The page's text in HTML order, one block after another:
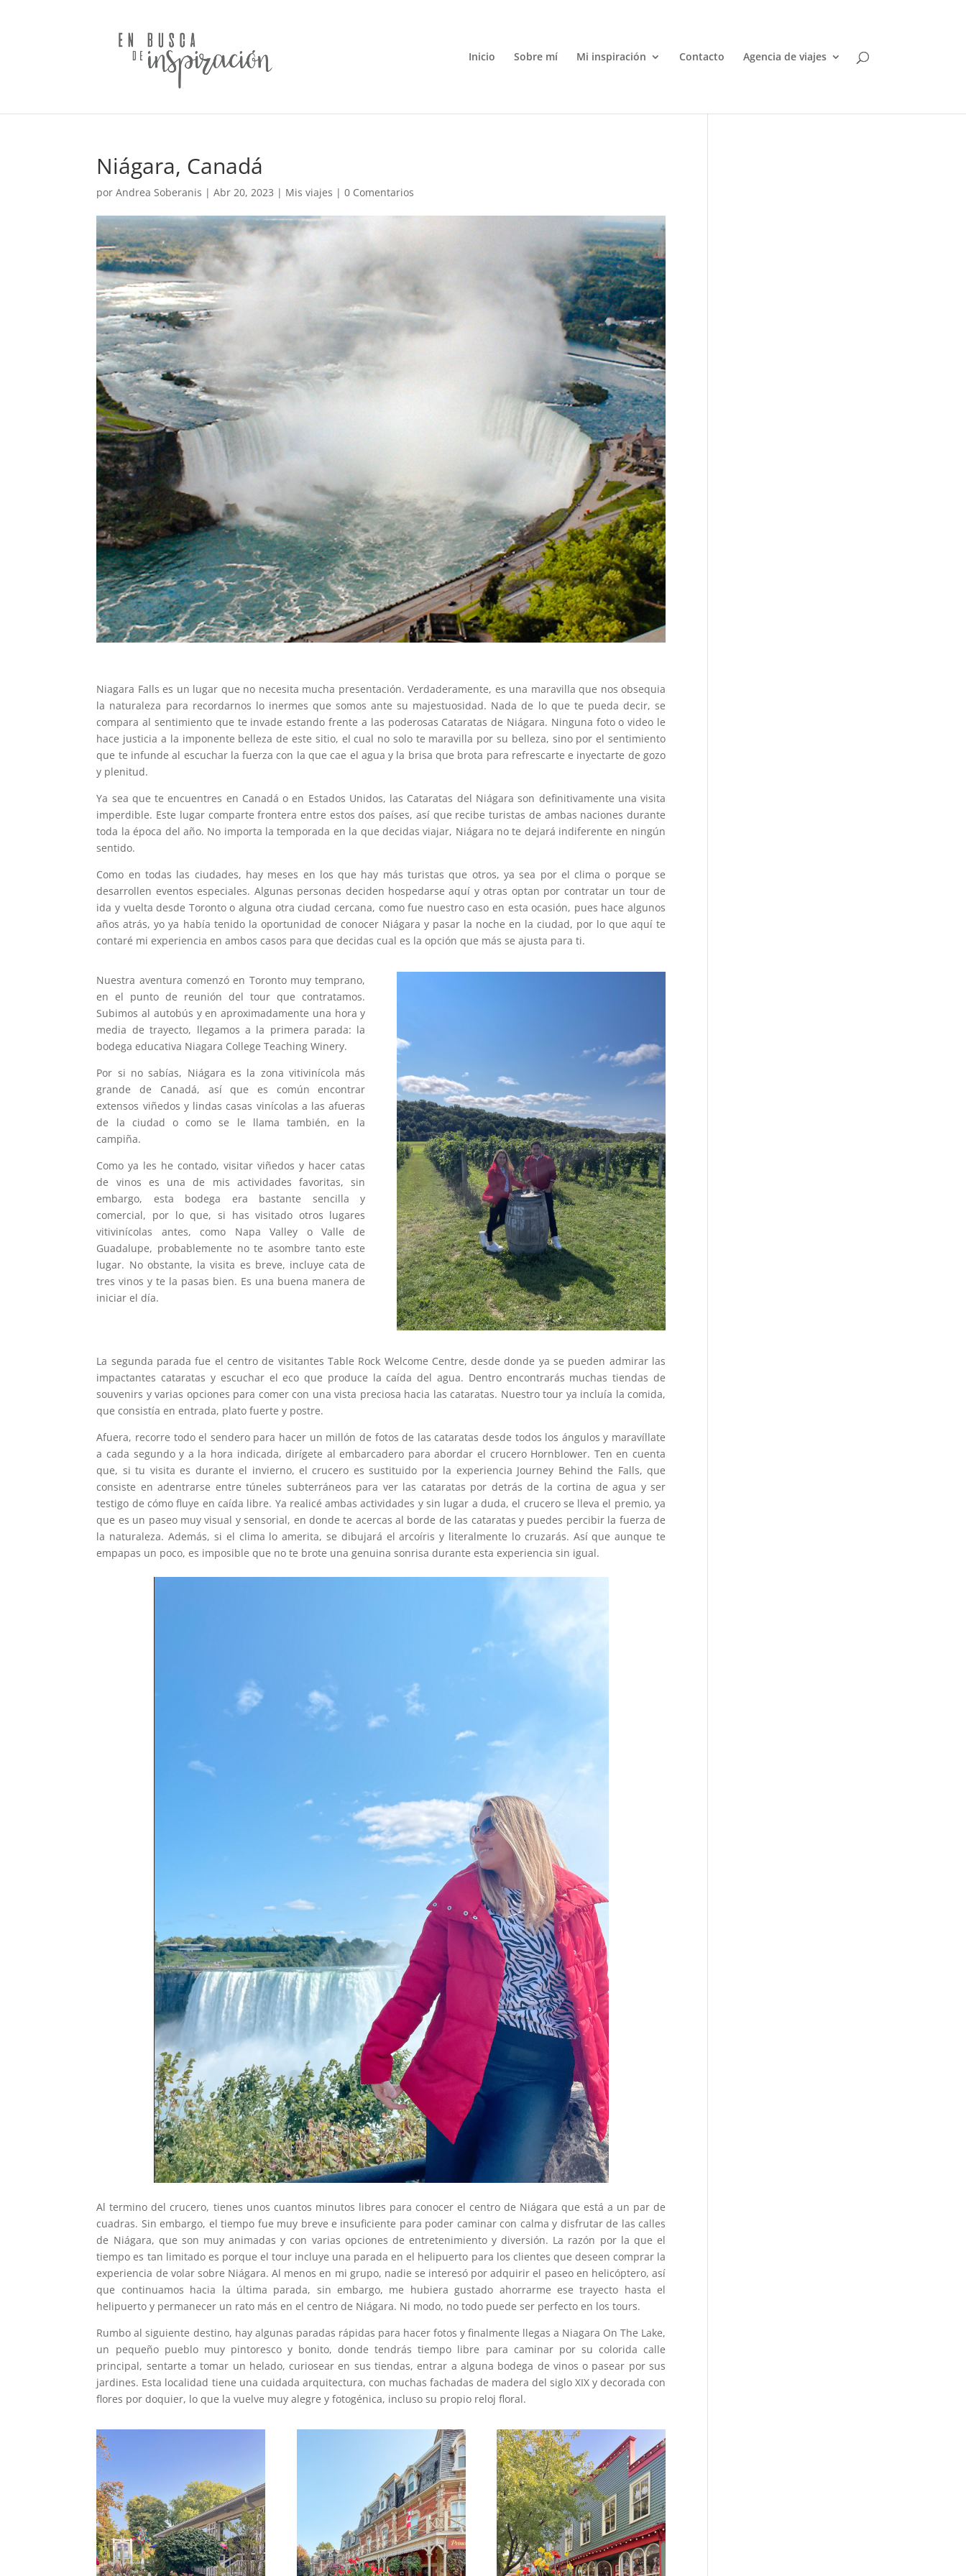
Inicio Sobre mí Mi inspiración Contacto Agencia de viajes
Niágara, Canadá
porAndrea Soberanis |Abr 20, 2023 | Mis viajes |0 Comentarios
Niagara Falls es un lugar que no necesita mucha presentación. Verdaderamente, es una maravilla que nos obsequia
la naturaleza para recordarnos lo inermes que somos ante su majestuosidad. Nada de lo que te pueda decir, se
compara al sentimiento que te invade estando frente a las poderosas Cataratas de Niágara. Ninguna foto o video le
hace justicia a la imponente belleza de este sitio, el cual no solo te maravilla por su belleza, sino por el sentimiento
que te infunde al escuchar la fuerza con la que cae el agua y la brisa que brota para refrescarte e inyectarte de gozo
y plenitud.
Ya sea que te encuentres en Canadá o en Estados Unidos, las Cataratas del Niágara son definitivamente una visita
imperdible. Este lugar comparte frontera entre estos dos países, así que recibe turistas de ambas naciones durante
toda la época del año. No importa la temporada en la que decidas viajar, Niágara no te dejará indiferente en ningún
sentido.
Como en todas las ciudades, hay meses en los que hay más turistas que otros, ya sea por el clima o porque se
desarrollen eventos especiales. Algunas personas deciden hospedarse aquí y otras optan por contratar un tour de
ida y vuelta desde Toronto o alguna otra ciudad cercana, como fue nuestro caso en esta ocasión, pues hace algunos
años atrás, yo ya había tenido la oportunidad de conocer Niágara y pasar la noche en la ciudad, por lo que aquí te
contaré mi experiencia en ambos casos para que decidas cual es la opción que más se ajusta para ti.
Nuestra aventura comenzó en Toronto muy temprano,
en el punto de reunión del tour que contratamos.
Subimos al autobús y en aproximadamente una hora y
media de trayecto, llegamos a la primera parada: la
bodega educativa Niagara College Teaching Winery.
Por si no sabías, Niágara es la zona vitivinícola más
grande de Canadá, así que es común encontrar
extensos viñedos y lindas casas vinícolas a las afueras
de la ciudad o como se le llama también, en la
campiña.
Como ya les he contado, visitar viñedos y hacer catas
de vinos es una de mis actividades favoritas, sin
embargo, esta bodega era bastante sencilla y
comercial, por lo que, si has visitado otros lugares
vitivinícolas antes, como Napa Valley o Valle de
Guadalupe, probablemente no te asombre tanto este
lugar. No obstante, la visita es breve, incluye cata de
tres vinos y te la pasas bien. Es una buena manera de
iniciar el día.
La segunda parada fue el centro de visitantes Table Rock Welcome Centre, desde donde ya se pueden admirar las
impactantes cataratas y escuchar el eco que produce la caída del agua. Dentro encontrarás muchas tiendas de
souvenirs y varias opciones para comer con una vista preciosa hacia las cataratas. Nuestro tour ya incluía la comida,
que consistía en entrada, plato fuerte y postre.
Afuera, recorre todo el sendero para hacer un millón de fotos de las cataratas desde todos los ángulos y maravíllate
a cada segundo y a la hora indicada, dirígete al embarcadero para abordar el crucero Hornblower. Ten en cuenta
que, si tu visita es durante el invierno, el crucero es sustituido por la experiencia Journey Behind the Falls, que
consiste en adentrarse entre túneles subterráneos para ver las cataratas por detrás de la cortina de agua y ser
testigo de cómo fluye en caída libre. Ya realicé ambas actividades y sin lugar a duda, el crucero se lleva el premio, ya
que es un paseo muy visual y sensorial, en donde te acercas al borde de las cataratas y puedes percibir la fuerza de
la naturaleza. Además, si el clima lo amerita, se dibujará el arcoíris y literalmente lo cruzarás. Así que aunque te
empapas un poco, es imposible que no te brote una genuina sonrisa durante esta experiencia sin igual.
Al termino del crucero, tienes unos cuantos minutos libres para conocer el centro de Niágara que está a un par de
cuadras. Sin embargo, el tiempo fue muy breve e insuficiente para poder caminar con calma y disfrutar de las calles
de Niágara, que son muy animadas y con varias opciones de entretenimiento y diversión. La razón por la que el
tiempo es tan limitado es porque el tour incluye una parada en el helipuerto para los clientes que deseen comprar la
experiencia de volar sobre Niágara. Al menos en mi grupo, nadie se interesó por adquirir el paseo en helicóptero, así
que continuamos hacia la última parada, sin embargo, me hubiera gustado ahorrarme ese trayecto hasta el
helipuerto y permanecer un rato más en el centro de Niágara. Ni modo, no todo puede ser perfecto en los tours.
Rumbo al siguiente destino, hay algunas paradas rápidas para hacer fotos y finalmente llegas a Niagara On The Lake,
un pequeño pueblo muy pintoresco y bonito, donde tendrás tiempo libre para caminar por su colorida calle
principal, sentarte a tomar un helado, curiosear en sus tiendas, entrar a alguna bodega de vinos o pasear por sus
jardines. Esta localidad tiene una cuidada arquitectura, con muchas fachadas de madera del siglo XIX y decorada con
flores por doquier, lo que la vuelve muy alegre y fotogénica, incluso su propio reloj floral.